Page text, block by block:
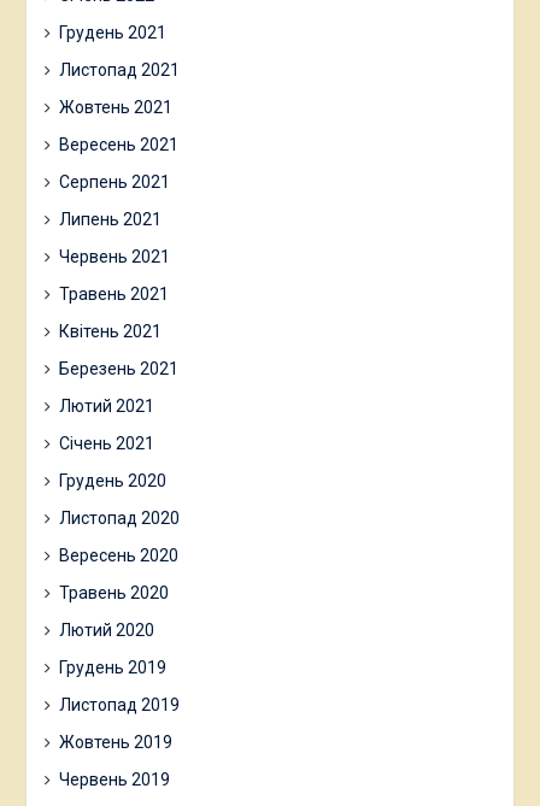
Грудень 2021
Листопад 2021
Жовтень 2021
Вересень 2021
Серпень 2021
Липень 2021
Червень 2021
Травень 2021
Квітень 2021
Березень 2021
Лютий 2021
Січень 2021
Грудень 2020
Листопад 2020
Вересень 2020
Травень 2020
Лютий 2020
Грудень 2019
Листопад 2019
Жовтень 2019
Червень 2019